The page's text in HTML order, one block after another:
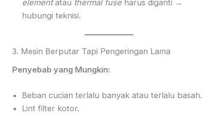
elementatau thermal fuse harus diganti →
hubungi teknisi.
3. Mesin Berputar Tapi Pengeringan Lama
Penyebab yang Mungkin:
Beban cucian terlalu banyak atau terlalu basah.
Lint filter kotor.